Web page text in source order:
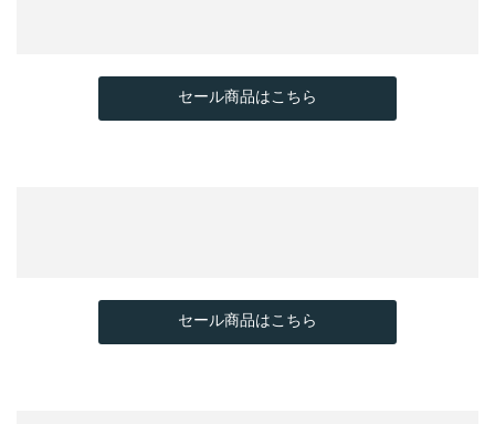
セール商品はこちら
セール商品はこちら